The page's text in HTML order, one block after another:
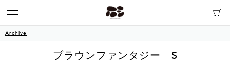
Archive
ブラウンファンタジー S